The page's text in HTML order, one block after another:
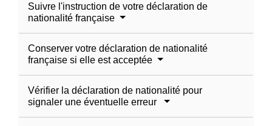
Suivre l'instruction de votre déclaration de
nationalité française
Conserver votre déclaration de nationalité
française si elle est acceptée
Vérifier la déclaration de nationalité pour
signaler une éventuelle erreur